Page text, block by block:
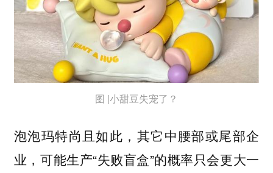
图 |小甜豆失宠了？
泡泡玛特尚且如此，其它中腰部或尾部企
业，可能生产“失败盲盒”的概率只会更大一